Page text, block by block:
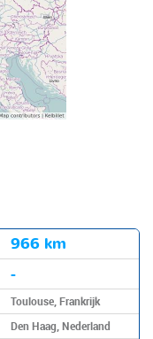
966 km
-
Toulouse, Frankrijk
Den Haag, Nederland